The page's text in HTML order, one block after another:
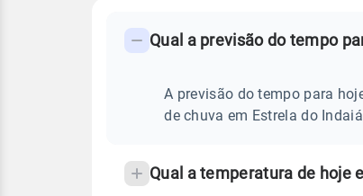
PREVISÃO
frequentes
temperatura
Qual a previsão do tempo
A previsão do tempo para
de chuva em Estrela do
Qual a temperatura de hoje